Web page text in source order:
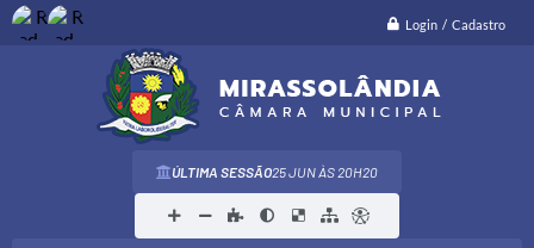
Login / Cadastro
ÚLTIMA SESSÃO25 JUN 20H20